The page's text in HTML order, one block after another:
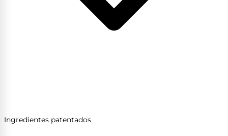
Ingredientes patentados